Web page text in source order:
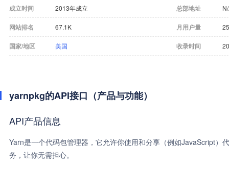
成立时间 2013年成立 总部地址
网站排名 67.1K 月用户量
国家/地区 美国 收录时间
yarnpkg的API接口（产品与功能）
API产品信息
Yarn是一个代码包管理器，它允许你使用和分享（例如JavaScript
务，让你无需担心。